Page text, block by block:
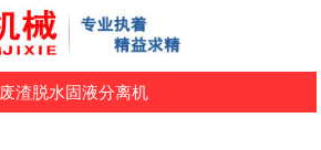
废渣脱水固液分离机